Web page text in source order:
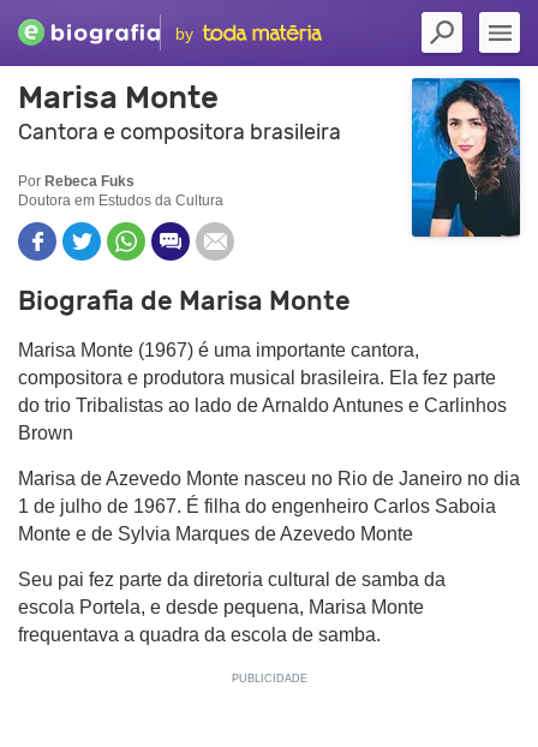
by
Marisa Monte
Cantora e compositora brasileira
Por Rebeca Fuks
Doutora em Estudos da Cultura
Biografia de Marisa Monte
Marisa Monte (1967) é uma importante cantora,
compositora e produtora musical brasileira. Ela fez parte
do trio Tribalistas ao lado de Arnaldo Antunes e Carlinhos
Brown
Marisa de Azevedo Monte nasceu no Rio de Janeiro no dia
1 de julho de 1967. É filha do engenheiro Carlos Saboia
Monte e de Sylvia Marques de Azevedo Monte
Seu pai fez parte da diretoria cultural de samba da
escola Portela, e desde pequena, Marisa Monte
frequentava a quadra da escola de samba.